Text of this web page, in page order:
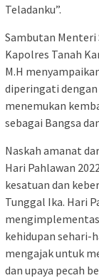
Teladanku”.
Sambutan Menteri
Kapolres Tanah
M.H
diperingati
menemukan
sebagai Bangsa
Naskah amanat
Hari Pahlawan
kesatuan dan
Tunggal Ika. Hari
kehidupan sehari-
mengajak untuk
dan upaya pecah